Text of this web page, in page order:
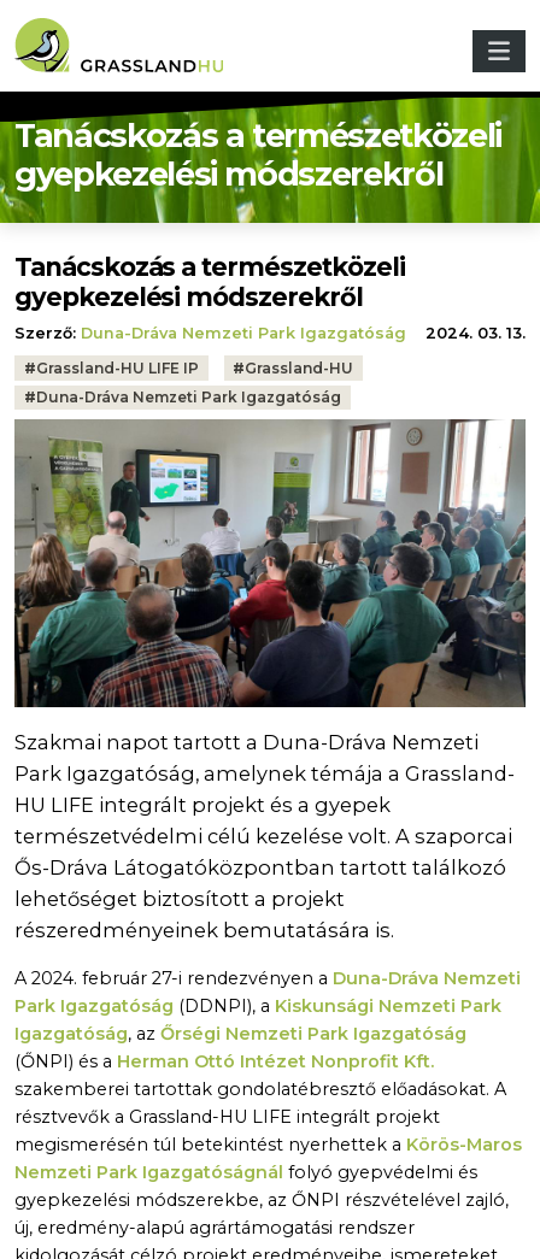
Tanácskozás a természetközeli
gyepkezelési módszerekről
Tanácskozás a természetközeli
gyepkezelési módszerekről
Szerző: Duna-Dráva Nemzeti Park Igazgatóság
2024. 03. 13.
Tags:
#Grassland-HU LIFE IP #Grassland-HU
#Duna-Dráva Nemzeti Park Igazgatóság
Szakmai napot tartott a Duna-Dráva Nemzeti
Park Igazgatóság, amelynek témája a Grassland-
HU LIFE integrált projekt és a gyepek
természetvédelmi célú kezelése volt. A szaporcai
Ős-Dráva Látogatóközpontban tartott találkozó
lehetőséget biztosított a projekt
részeredményeinek bemutatására is.
A 2024. február 27-i rendezvényen a Duna-Dráva Nemzeti
Park Igazgatóság (DDNPI), a Kiskunsági Nemzeti Park
Igazgatóság, az Őrségi Nemzeti Park Igazgatóság
(ŐNPI) és a Herman Ottó Intézet Nonprofit Kft.
szakemberei tartottak gondolatébresztő előadásokat. A
résztvevők a Grassland-HU LIFE integrált projekt
megismerésén túl betekintést nyerhettek a Körös-Maros
Nemzeti Park Igazgatóságnál folyó gyepvédelmi és
gyepkezelési módszerekbe, az ŐNPI részvételével zajló,
új, eredmény-alapú agrártámogatási rendszer